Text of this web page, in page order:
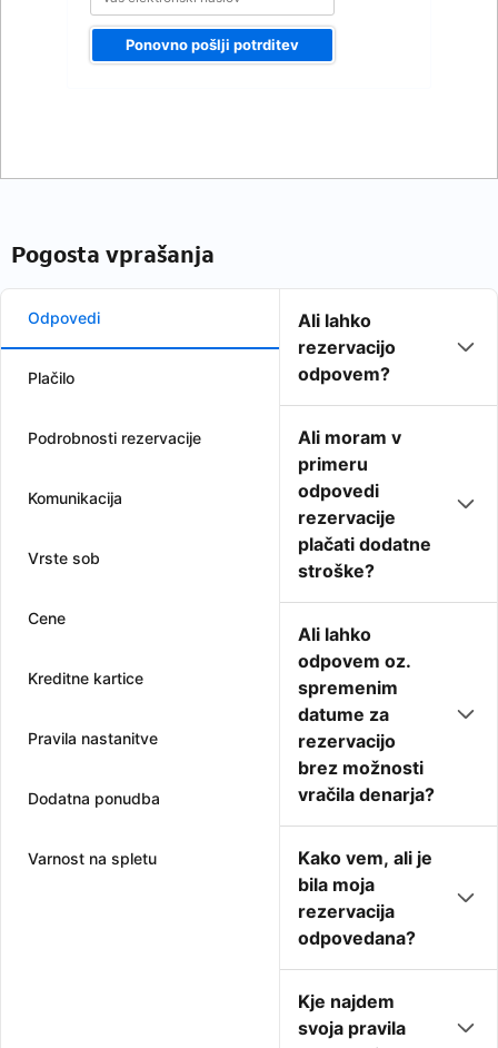
Ponovno pošlji potrditev
Pogosta vprašanja
Odpovedi
Plačilo
Podrobnosti rezervacije
Komunikacija
Vrste sob
Cene
Kreditne kartice
Pravila nastanitve
Dodatna ponudba
Varnost na spletu
Ali lahko
rezervacijo
odpovem?
Ali moram v
primeru
odpovedi
rezervacije
plačati dodatne
stroške?
Ali lahko
odpovem oz.
spremenim
datume za
rezervacijo
brez možnosti
vračila denarja?
Kako vem, ali je
bila moja
rezervacija
odpovedana?
Kje najdem
svoja pravila